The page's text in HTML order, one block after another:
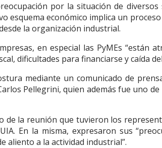
por la situación de
esquema económico implica un
la organización industrial.
en especial las PyMEs “están
dificultades para financiarse y caída
mediante un comunicado de
Pellegrini, quien además fue uno
de la reunión que tuvieron los
En la misma, expresaron sus
aliento a la actividad industrial”.